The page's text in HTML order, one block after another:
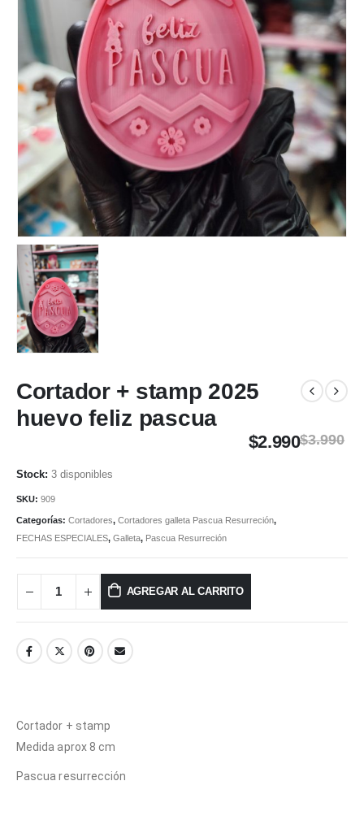
Cortador + stamp 2025
huevo feliz pascua
$3.990
$2.990
3 disponibles
SKU: 909
Categorías: Cortadores, Cortadores galleta Pascua Resurreción,
FECHAS ESPECIALES, Galleta, Pascua Resurreción
AGREGAR AL CARRITO
Cortador + stamp
Medida aprox 8 cm
Pascua resurrección